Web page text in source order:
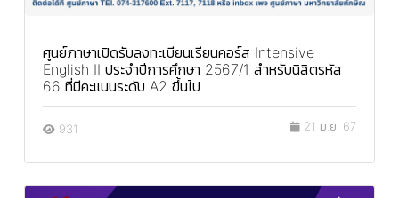
ศูนย์ภาษาเปิดรับลงทะเบียนเรียนคอร์ส Intensive
English II ประจำปีการศึกษา 2567/1 สำหรับนิสิตรหัส
66 ที่มีคะแนนระดับ A2 ขึ้นไป
931 21 มิ.ย. 67